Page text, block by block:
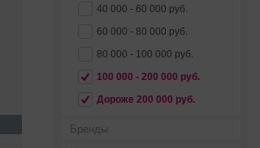
40 000 - 60 000 руб.
60 000 - 80 000 руб.
80 000 - 100 000 руб.
100 000 - 200 000 руб.
Дороже 200 000 руб.
Бренды